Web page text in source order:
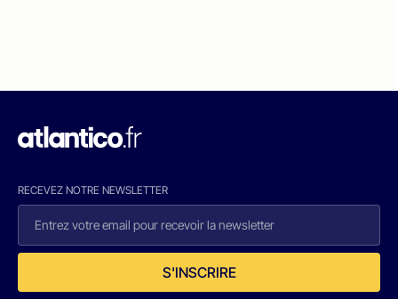
RECEVEZ NOTRE NEWSLETTER
S'INSCRIRE